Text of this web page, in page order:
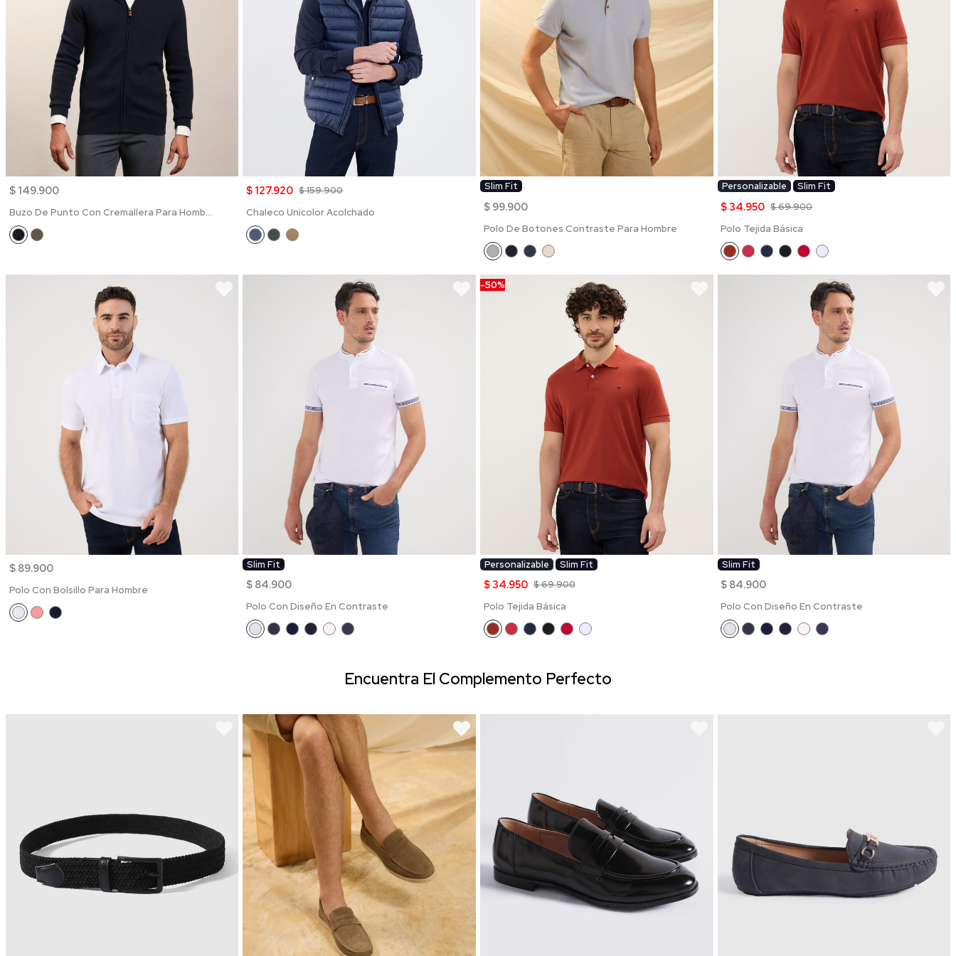
$ 149.900
Buzo De Punto Con Cremallera Para Hombre
$ 127.920 $ 159.900
Chaleco Unicolor Acolchado
Slim Fit
$ 99.900
Polo De Botones Contraste Para Hombre
Personalizable Slim Fit
$ 34.950 $ 69.900
Polo Tejida Básica
$ 89.900
Polo Con Bolsillo Para Hombre
Slim Fit
$ 84.900
Polo Con Diseño En Contraste
-50%
Personalizable Slim Fit
$ 34.950 $ 69.900
Polo Tejida Básica
Slim Fit
$ 84.900
Polo Con Diseño En Contraste
Encuentra El Complemento Perfecto